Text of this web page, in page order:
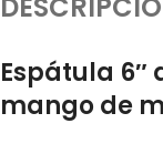
Espátula 6″
mango de